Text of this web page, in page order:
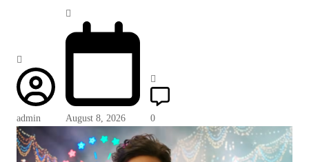
admin August 8, 2026 0